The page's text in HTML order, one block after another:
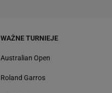
WAŻNE TURNIEJE
Australian Open
Roland Garros